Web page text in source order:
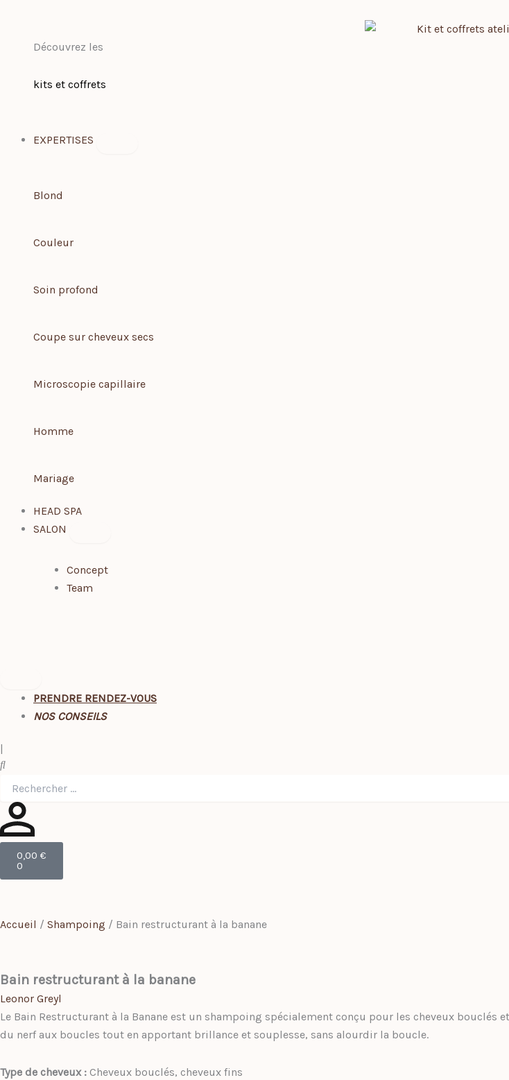
Découvrez les
kits et coffrets
EXPERTISES
Blond
Couleur
Soin profond
Coupe sur cheveux secs
Microscopie capillaire
Homme
Mariage
HEAD SPA
SALON
Concept
Team
PRENDRE RENDEZ-VOUS
NOS CONSEILS
Rechercher
0,00 €
0
Panier
Accueil / Shampoing / Bain restructurant à la banane
Bain restructurant à la banane
Leonor Greyl
Le Bain Restructurant à la Banane est un shampoing spécialement conçu pour les cheveux
du nerf aux boucles tout en apportant brillance et souplesse, sans alourdir la boucle.
Type de cheveux : Cheveux bouclés, cheveux fins